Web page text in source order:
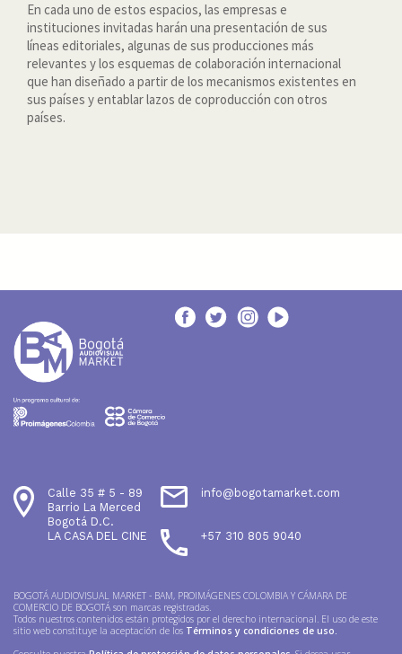
En cada uno de estos espacios, las empresas e
instituciones invitadas harán una presentación de sus
líneas editoriales, algunas de sus producciones más
relevantes y los esquemas de colaboración internacional
que han diseñado a partir de los mecanismos existentes en
sus países y entablar lazos de coproducción con otros
países.
Calle 35 # 5 - 89
Barrio La Merced
Bogotá D.C.
LA CASA DEL CINE
info@bogotamarket.com
+57 310 805 9040
BOGOTÁ AUDIOVISUAL MARKET - BAM, PROIMÁGENES COLOMBIA Y CÁMARA DE
COMERCIO DE BOGOTÁ son marcas registradas.
Todos nuestros contenidos están protegidos por el derecho internacional. El uso de este
sitio web constituye la aceptación de los Términos y condiciones de uso.